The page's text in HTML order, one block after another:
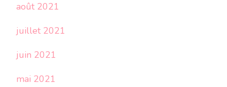
août 2021
juillet 2021
juin 2021
mai 2021